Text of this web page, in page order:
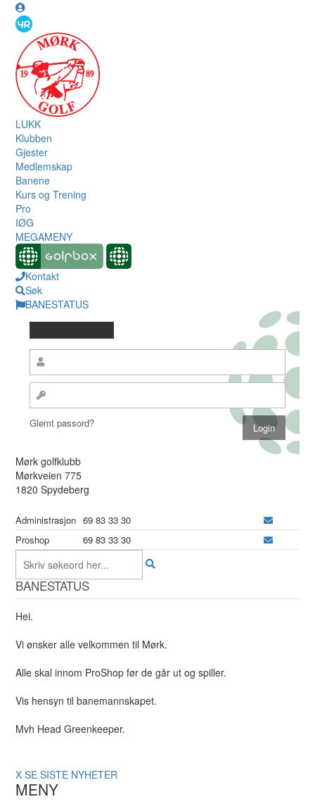
LUKK
Klubben
Gjester
Medlemskap
Banene
Kurs og Trening
Pro
IØG
MEGAMENY
Kontakt
Søk
BANESTATUS
Glemt passord?
Mørk golfklubb
Mørkveien 775
1820 Spydeberg
Administrasjon 69 83 33 30
Proshop
69 83 33 30
BANESTATUS
Hei.
Vi ønsker alle velkommen til Mørk.
Alle skal innom ProShop før de går ut og spiller.
Vis hensyn til banemannskapet.
Mvh Head Greenkeeper.
X SE SISTE NYHETER
MENY